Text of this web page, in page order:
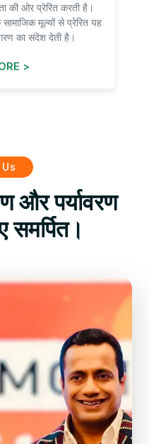
की ओर प्रेरित करती है।
मूल्यों से प्रेरित यह
का संदेश देती है।
>
और पर्यावरण